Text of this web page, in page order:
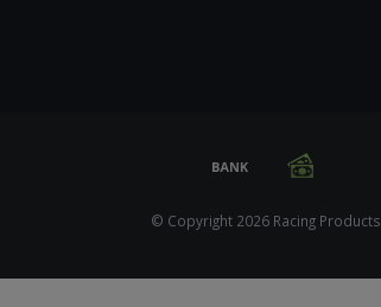
© Copyright 2026 Racing Products